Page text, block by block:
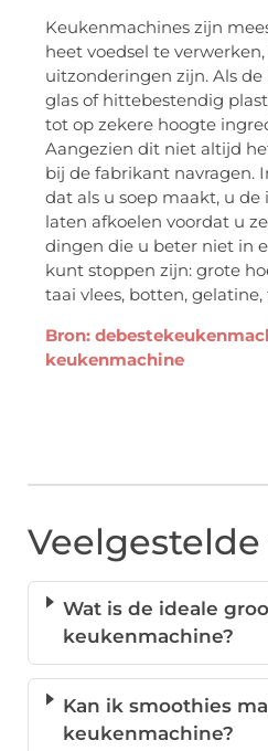
Keukenmachines zijn
heet voedsel te
uitzonderingen zijn. Als
glas of hittebestendig
tot op zekere hoogte
Aangezien dit niet altijd
bij de fabrikant navragen.
dat als u soep maakt, u
laten afkoelen voordat u
dingen die u beter niet in
kunt stoppen zijn: grote
taai vlees, botten,
Bron:
keukenmachine
Wat is de ideale
keukenmachine?
Kan ik smoothies
keukenmachine?